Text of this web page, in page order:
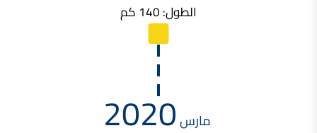
الطول: 140 كم
مارس2020